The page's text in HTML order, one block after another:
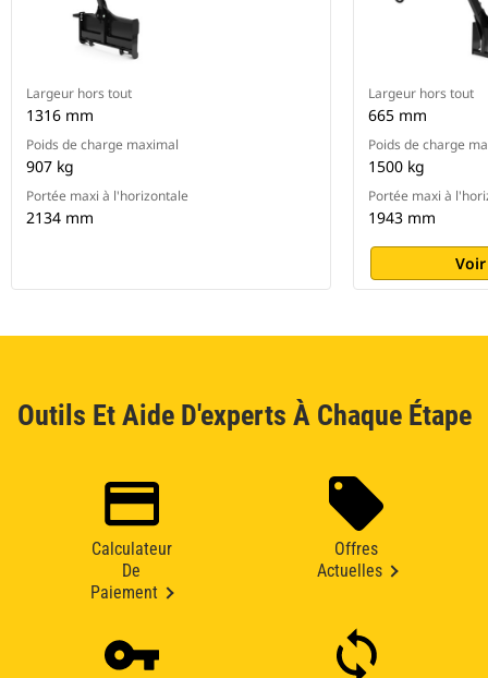
Largeur hors tout
1316 mm
Poids de charge maximal
907 kg
Portée maxi à l'horizontale
2134 mm
Largeur hors tout
665 mm
Poids de charge
1500 kg
Portée maxi à
1943 mm
Outils Et Aide D'experts À Chaque Étape
Calculateur
De
Paiement
Offres
Actuelles